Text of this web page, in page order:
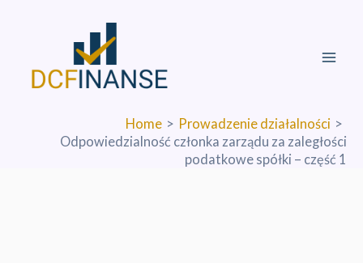
Home
Prowadzenie działalności
Odpowiedzialność członka zarządu za zaległości
podatkowe spółki – część 1